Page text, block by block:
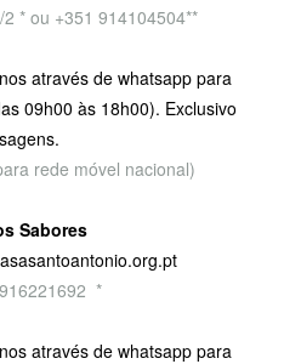
* ou +351 914104504**
através de whatsapp para
09h00 às 18h00). Exclusivo
rede móvel nacional)
Sabores
*
através de whatsapp para